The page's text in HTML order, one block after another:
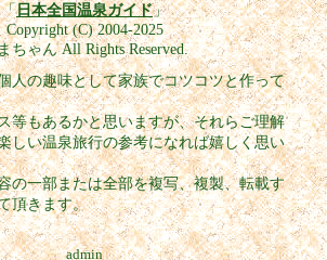
「日本全国温泉ガイド」
Copyright (C) 2004-2025
ちゃん All Rights Reserved.
人の趣味として家族でコツコツと作って
等もあるかと思いますが、それらご理解
しい温泉旅行の参考になれば嬉しく思い
の一部または全部を複写、複製、転載す
頂きます。
admin